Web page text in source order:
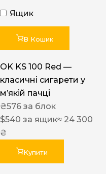
Ящик
В Кошик
OK KS 100 Red —
класичні сигарети у
м’якій пачці
₴576 за блок
$540 за ящик≈ 24 300
₴
Купити